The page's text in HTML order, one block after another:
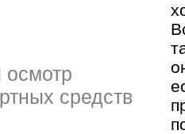
осмотр
средств